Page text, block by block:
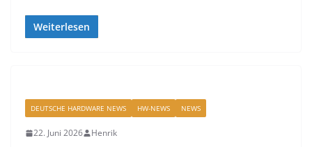
Weiterlesen
DEUTSCHE HARDWARE NEWS HW-NEWS NEWS
22. Juni 2026 Henrik